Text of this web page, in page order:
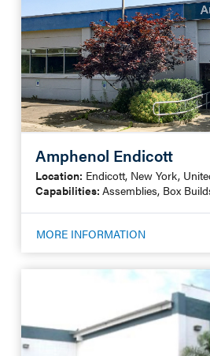
Amphenol Endicott
Location: Endicott, New York,
Capabilities:Assemblies, Box
MORE INFORMATION